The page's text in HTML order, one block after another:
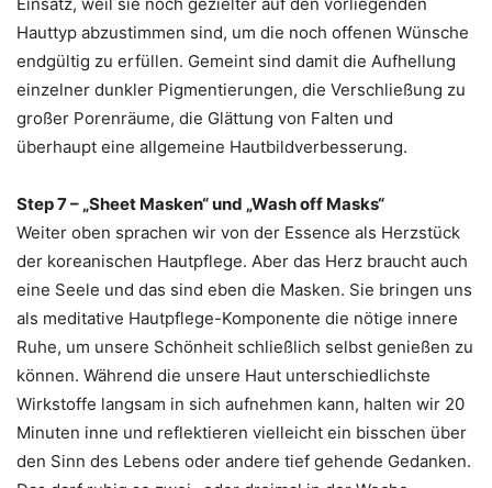
Hauttyp abzustimmen sind, um die noch offenen Wünsche
endgültig zu erfüllen. Gemeint sind damit die Aufhellung
einzelner dunkler Pigmentierungen, die Verschließung zu
großer Porenräume, die Glättung von Falten und
überhaupt eine allgemeine Hautbildverbesserung.
Step 7 – „Sheet Masken“ und „Wash off Masks“
Weiter oben sprachen wir von der Essence als Herzstück
der koreanischen Hautpflege. Aber das Herz braucht auch
eine Seele und das sind eben die Masken. Sie bringen uns
als meditative Hautpflege-Komponente die nötige innere
Ruhe, um unsere Schönheit schließlich selbst genießen zu
können. Während die unsere Haut unterschiedlichste
Wirkstoffe langsam in sich aufnehmen kann, halten wir 20
Minuten inne und reflektieren vielleicht ein bisschen über
den Sinn des Lebens oder andere tief gehende Gedanken.